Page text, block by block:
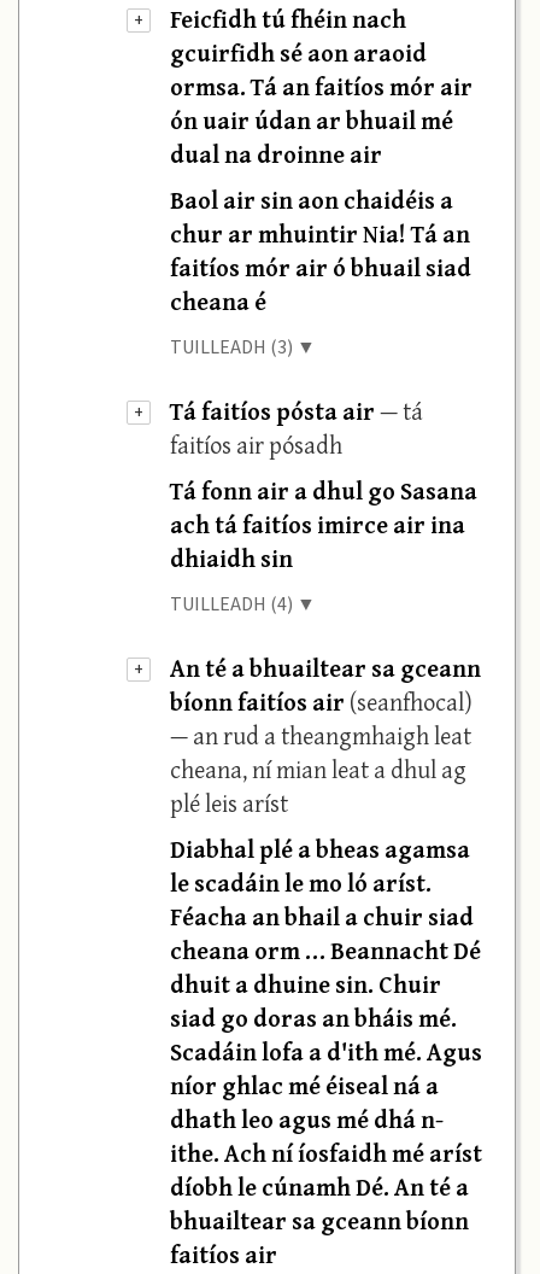
+
Feicfidh tú fhéin nach
gcuirfidh sé aon araoid
ormsa. Tá an faitíos mór air
ón uair údan ar bhuail mé
dual na droinne air
Baol air sin aon chaidéis a
chur ar mhuintir Nia! Tá an
faitíos mór air ó bhuail siad
cheana é
TUILLEADH (3) ▼
+ Tá faitíos pósta air— tá
faitíos air pósadh
Tá fonn air a dhul go Sasana
ach tá faitíos imirce air ina
dhiaidh sin
TUILLEADH (4) ▼
+
An té a bhuailtear sa gceann
bíonn faitíos air (seanfhocal)
— an rud a theangmhaigh leat
cheana, ní mian leat a dhul ag
plé leis aríst
Diabhal plé a bheas agamsa
le scadáin le mo ló aríst.
Féacha an bhail a chuir siad
cheana orm … Beannacht Dé
dhuit a dhuine sin. Chuir
siad go doras an bháis mé.
Scadáin lofa a d'ith mé. Agus
níor ghlac mé éiseal ná a
dhath leo agus mé dhá n-
ithe. Ach ní íosfaidh mé aríst
díobh le cúnamh Dé. An té a
bhuailtear sa gceann bíonn
faitíos air